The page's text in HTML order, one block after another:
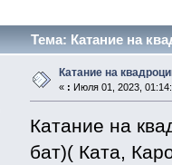
Тема: Катание на
Катание на
« : Июля 01, 2023,
Катание на
бат)( Ката,